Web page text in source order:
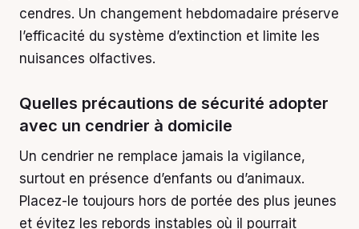
cendres. Un changement hebdomadaire préserve
l’efficacité du système d’extinction et limite les
nuisances olfactives.
Quelles précautions de sécurité adopter
avec un cendrier à domicile
Un cendrier ne remplace jamais la vigilance,
surtout en présence d’enfants ou d’animaux.
Placez-le toujours hors de portée des plus jeunes
et évitez les rebords instables où il pourrait